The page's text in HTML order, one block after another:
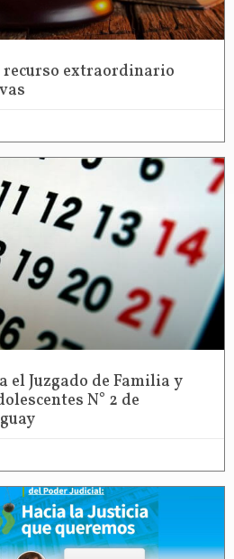
recurso extraordinario
Juzgado de Familia y
N° 2 de